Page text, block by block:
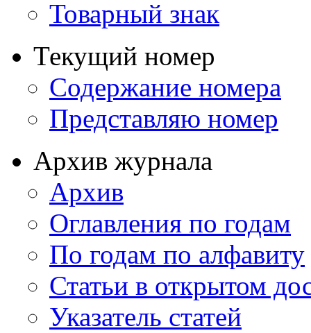
Товарный знак
Текущий номер
Содержание номера
Представляю номер
Архив журнала
Архив
Оглавления по годам
По годам по алфавиту
Статьи в открытом
Указатель статей